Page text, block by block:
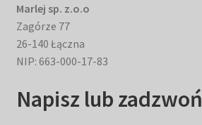
Marlej sp. z.o.o
Zagórze 77
26-140 Łączna
NIP: 663-000-17-83
Napisz lub zadzwoń